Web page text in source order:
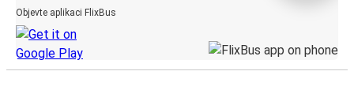
Objevte aplikaci FlixBus